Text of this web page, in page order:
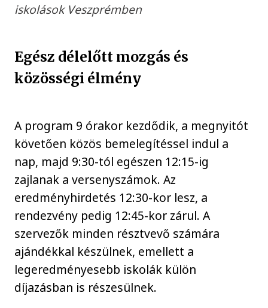
iskolások Veszprémben
Egész délelőtt mozgás és
közösségi élmény
A program 9 órakor kezdődik, a megnyitót
követően közös bemelegítéssel indul a
nap, majd 9:30-tól egészen 12:15-ig
zajlanak a versenyszámok. Az
eredményhirdetés 12:30-kor lesz, a
rendezvény pedig 12:45-kor zárul. A
szervezők minden résztvevő számára
ajándékkal készülnek, emellett a
legeredményesebb iskolák külön
díjazásban is részesülnek.